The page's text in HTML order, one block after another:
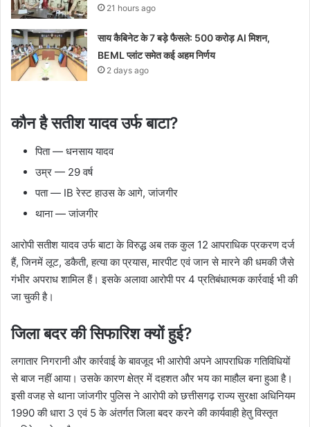
21 hours ago
साय कैबिनेट के 7 बड़े फैसले: 500 करोड़ AI मिशन,
BEML प्लांट समेत कई अहम निर्णय
2 days ago
कौन है सतीश यादव उर्फ बाटा?
पिता — धनसाय यादव
उम्र — 29 वर्ष
पता — IB रेस्ट हाउस के आगे, जांजगीर
थाना — जांजगीर
आरोपी सतीश यादव उर्फ बाटा के विरुद्ध अब तक कुल 12 आपराधिक प्रकरण दर्ज
हैं, जिनमें लूट, डकैती, हत्या का प्रयास, मारपीट एवं जान से मारने की धमकी जैसे
गंभीर अपराध शामिल हैं। इसके अलावा आरोपी पर 4 प्रतिबंधात्मक कार्रवाई भी की
जा चुकी है।
जिला बदर की सिफारिश क्यों हुई?
लगातार निगरानी और कार्रवाई के बावजूद भी आरोपी अपने आपराधिक गतिविधियों
से बाज नहीं आया। उसके कारण क्षेत्र में दहशत और भय का माहौल बना हुआ है।
इसी वजह से थाना जांजगीर पुलिस ने आरोपी को छत्तीसगढ़ राज्य सुरक्षा अधिनियम
1990 की धारा 3 एवं 5 के अंतर्गत जिला बदर करने की कार्यवाही हेतु विस्तृत